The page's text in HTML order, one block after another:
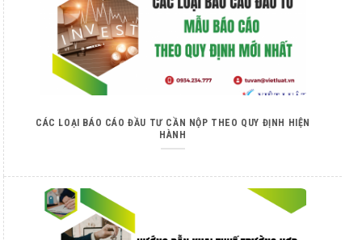
CÁC LOẠI BÁO CÁO ĐẦU TƯ CẦN NỘP THEO QUY ĐỊNH HIỆN
HÀNH